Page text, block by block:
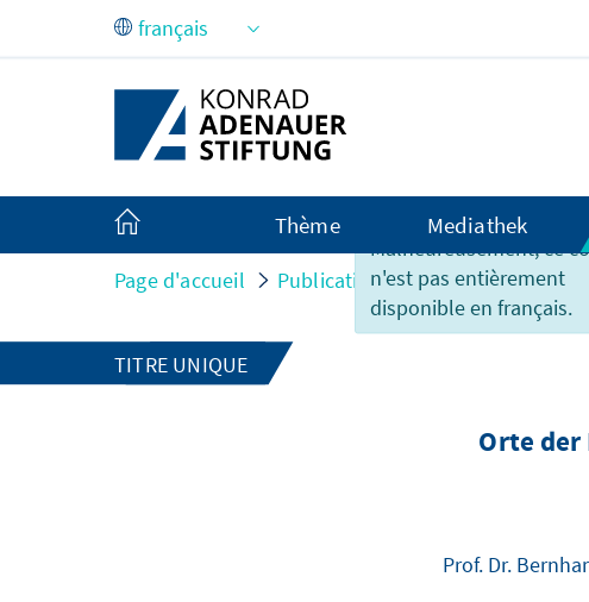
Saut au contenu principal
Malheureusement, ce
n'est pas entièrement
disponible en français.
Thème Mediathek
Page d'accueil Publications Orte der Freiheit
TITRE UNIQUE
Orte
Prof. Dr.